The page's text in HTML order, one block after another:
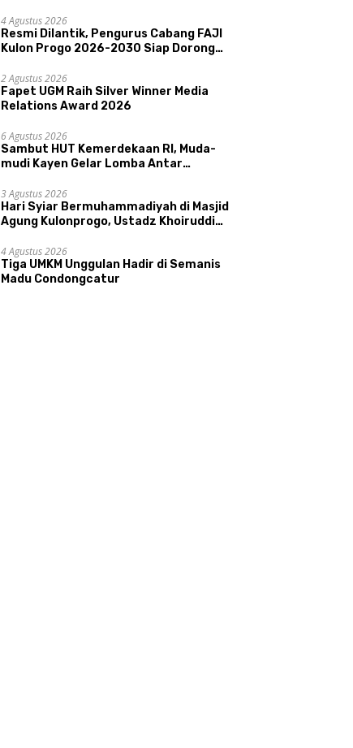
Pariwisata, dan Ekologi Klaten
4 Agustus 2026
Resmi Dilantik, Pengurus Cabang FAJI
Kulon Progo 2026-2030 Siap Dorong
Sungai Progo
2 Agustus 2026
Fapet UGM Raih Silver Winner Media
Relations Award 2026
6 Agustus 2026
Sambut HUT Kemerdekaan RI, Muda-
mudi Kayen Gelar Lomba Antar
3 Agustus 2026
Hari Syiar Bermuhammadiyah di Masjid
Agung Kulonprogo, Ustadz Khoiruddin
Sakinah Adalah Agama
4 Agustus 2026
Tiga UMKM Unggulan Hadir di Semanis
Madu Condongcatur